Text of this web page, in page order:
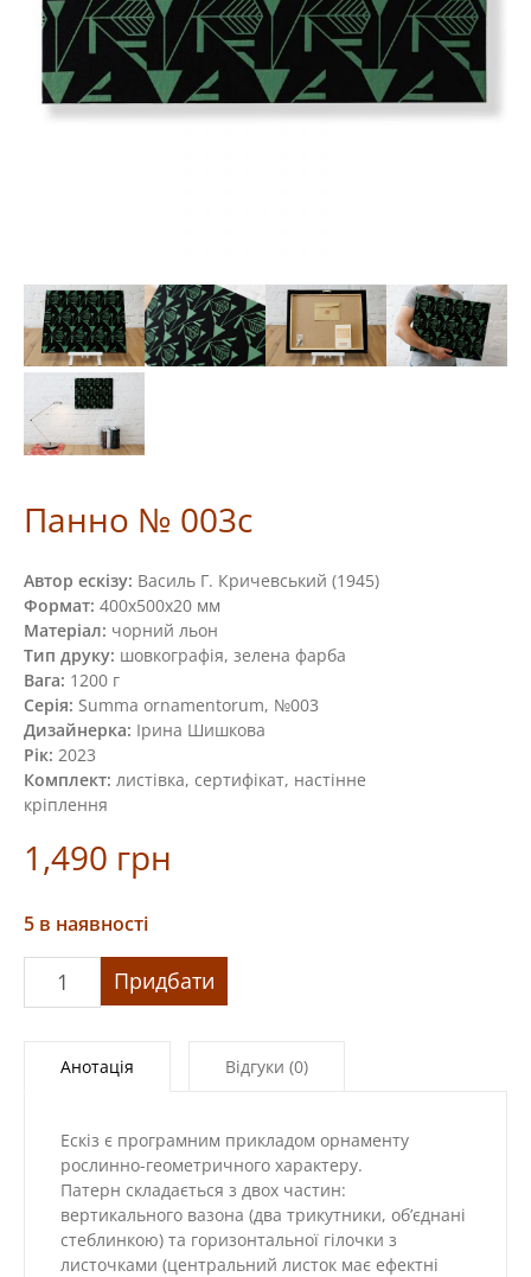
Панно № 003c
Автор ескізу: Василь Г. Кричевський (1945)
Формат: 400х500х20 мм
Матеріал: чорний льон
Тип друку: шовкографія, зелена фарба
Вага: 1200 г
Серія: Summa ornamentorum, №003
Дизайнерка: Ірина Шишкова
Рік: 2023
Комплект: листівка, сертифікат, настінне
кріплення
1,490 грн
5 в наявності
Придбати
Анотація Відгуки (0)
Ескіз є програмним прикладом орнаменту
рослинно-геометричного характеру.
Патерн складається з двох частин:
вертикального вазона (два трикутники, об’єднані
стеблинкою) та горизонтальної гілочки з
листочками (центральний листок має ефектні